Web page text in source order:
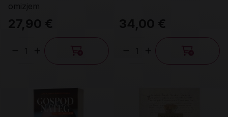
omizjem
27,90 € 34,00 €
Količina